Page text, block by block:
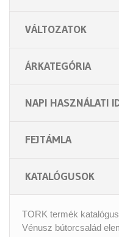
VÁLTOZATOK
ÁRKATEGÓRIA
NAPI HASZNÁLATI
FEJTÁMLA
KATALÓGUSOK
TORK termék katalógus
Vénusz bútorcsalád